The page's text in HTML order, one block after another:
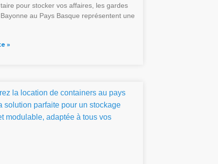
pour stocker vos affaires, les gardes
au Pays Basque représentent une
»